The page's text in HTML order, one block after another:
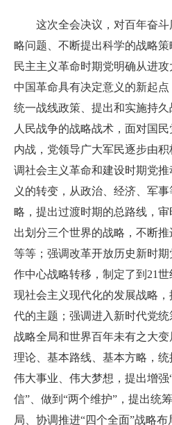
这次全会决议，对百年奋
略问题、不断提出科学的战略
民主主义革命时期党明确从进
中国革命具有决定意义的新起
统一战线政策、提出和实施持
人民战争的战略战术，面对国
内战，党领导广大军民逐步由
调社会主义革命和建设时期党
义的转变，从政治、经济、军
略，提出过渡时期的总路线，
出划分三个世界的战略，不断推
等等；强调改革开放历史新时
作中心战略转移，制定了到21
现社会主义现代化的发展战略
代的主题；强调进入新时代党
战略全局和世界百年未有之大
理论、基本路线、基本方略，统
伟大事业、伟大梦想，提出增强
信”、做到“两个维护”，提出统
局、协调推进“四个全面”战略